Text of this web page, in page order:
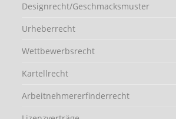
Designrecht/Geschmacksmuster
Urheberrecht
Wettbewerbsrecht
Kartellrecht
Arbeitnehmererfinderrecht